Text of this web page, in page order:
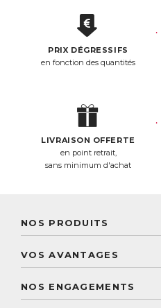
PRIX DÉGRESSIFS
en fonction des quantités
LIVRAISON OFFERTE
en point retrait,
sans minimum d'achat
NOS PRODUITS
Laboratoire Landais
Découvrez le catalogue
VOS AVANTAGES
NOS ENGAGEMENTS